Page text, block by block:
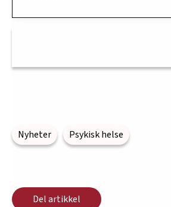
Nyheter Psykisk helse
Del artikkel